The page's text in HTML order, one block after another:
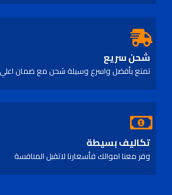
شحن سريع
تمتع بأفضل واسرع وسيلة شحن مع ضمان
تكاليف بسيطة
وفر معنا اموالك فأسعارنا لاتقبل المنافسة